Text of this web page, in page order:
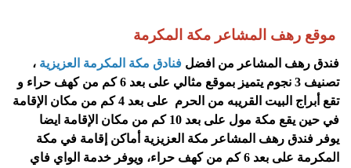
موقع رهف المشاعر مكة المكرمة
فندق رهف المشاعر من افضل فنادق مكة المكرمة العزيزية ،
تصنيف 3 نجوم يتميز بموقع مثالي على بعد 6 كم من كهف حراء و
تقع أبراج البيت القريبه من الحرم على بعد 4 كم من مكان الإقامة
في حين يقع مكة مول على بعد 10 كم من مكان الإقامة ايضا
يوفر فندق رهف المشاعر مكة العزيزية أماكن إقامة في مكة
المكرمة على بعد 6 كم من كهف حراء، ويوفر خدمة الواي فاي